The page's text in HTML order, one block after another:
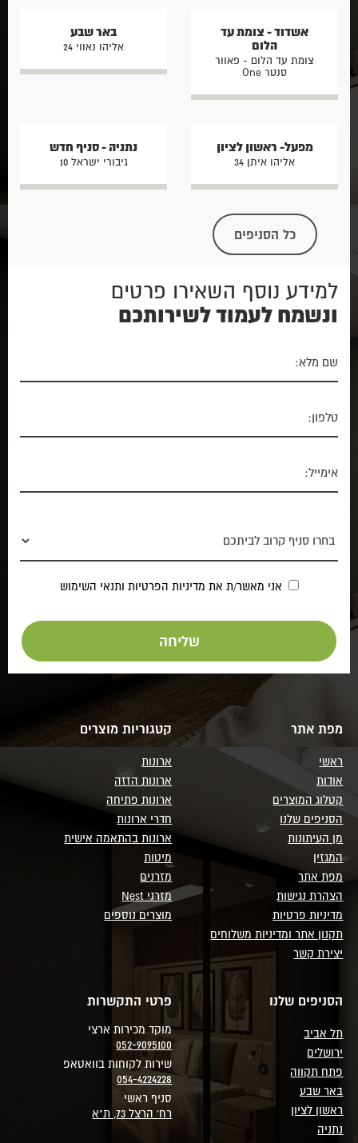
אשדוד - צומת עד
הלום
צומת עד הלום - פאוור
סנטר One
באר שבע
אליהו נאווי 24
מפעל- ראשון לציון
אליהו איתן 34
נתניה - סניף חדש
גיבורי ישראל 10
כל הסניפים
למידע נוסף השאירו פרטים
ונשמח לעמוד לשירותכם
אני מאשר/ת את מדיניות הפרטיות ותנאי השימוש
מפת אתר
ראשי
אודות
קטלוג המוצרים
הסניפים שלנו
מן העיתונות
המגזין
מפת אתר
הצהרת נגישות
מדיניות פרטיות
תקנון אתר ומדיניות משלוחים
יצירת קשר
קטגוריות מוצרים
ארונות
ארונות הזזה
ארונות פתיחה
חדרי ארונות
ארונות בהתאמה אישית
מיטות
מזרנים
מזרני Nest
מוצרים נוספים
הסניפים שלנו
תל אביב
ירושלים
פתח תקווה
באר שבע
ראשון לציון
נתניה
פרטי התקשרות
מוקד מכירות ארצי
052-9095100
שירות לקוחות בוואטאפ
054-4224228
סניף ראשי
רח' הרצל 73, ת"א